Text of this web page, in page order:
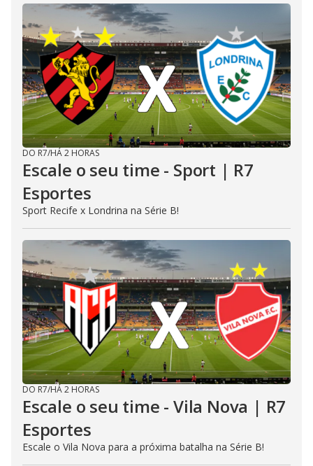
DO R7/HÁ 2 HORAS
Escale o seu time - Sport | R7
Esportes
Sport Recife x Londrina na Série B!
DO R7/HÁ 2 HORAS
Escale o seu time - Vila Nova | R7
Esportes
Escale o Vila Nova para a próxima batalha na Série B!